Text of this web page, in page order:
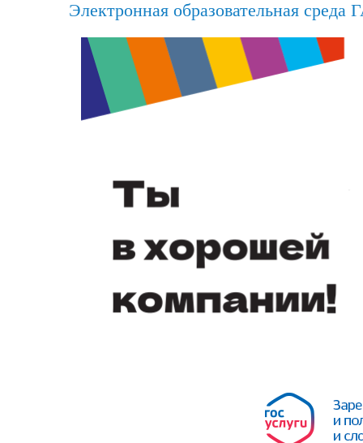
Электронная образовательная